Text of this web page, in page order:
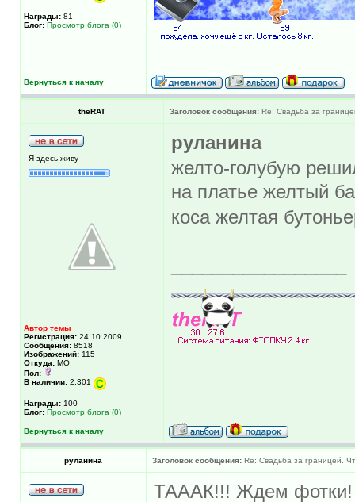
Награды: 81
Блог: Просмотр блога (0)
Вернуться к началу
theRAT Заголовок сообщения: Re: Свадьба за
Я здесь живу
Автор темы
Регистрация: 24.10.2009
Сообщения: 8518
Изображений: 115
Откуда: МО
Пол:
В наличии: 2,301
Награды: 100
Блог: Просмотр блога (0)
руланина
желто-голубую
на платье желтый
коса желтая
Вернуться к началу
руланина Заголовок сообщения: Re: Свадьба за границей.
ТАААК!!! Ждем фотки!